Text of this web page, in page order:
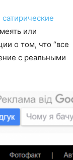
или
о том, что “все
с реальными